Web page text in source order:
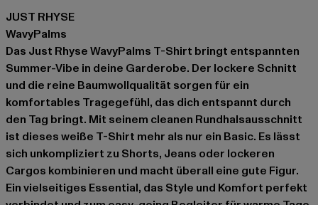
JUST RHYSE
WavyPalms
Das Just Rhyse WavyPalms T-Shirt bringt entspannten
Summer-Vibe in deine Garderobe. Der lockere Schnitt
und die reine Baumwollqualität sorgen für ein
komfortables Tragegefühl, das dich entspannt durch
den Tag bringt. Mit seinem cleanen Rundhalsausschnitt
ist dieses weiße T-Shirt mehr als nur ein Basic. Es lässt
sich unkompliziert zu Shorts, Jeans oder lockeren
Cargos kombinieren und macht überall eine gute Figur.
Ein vielseitiges Essential, das Style und Komfort perfekt